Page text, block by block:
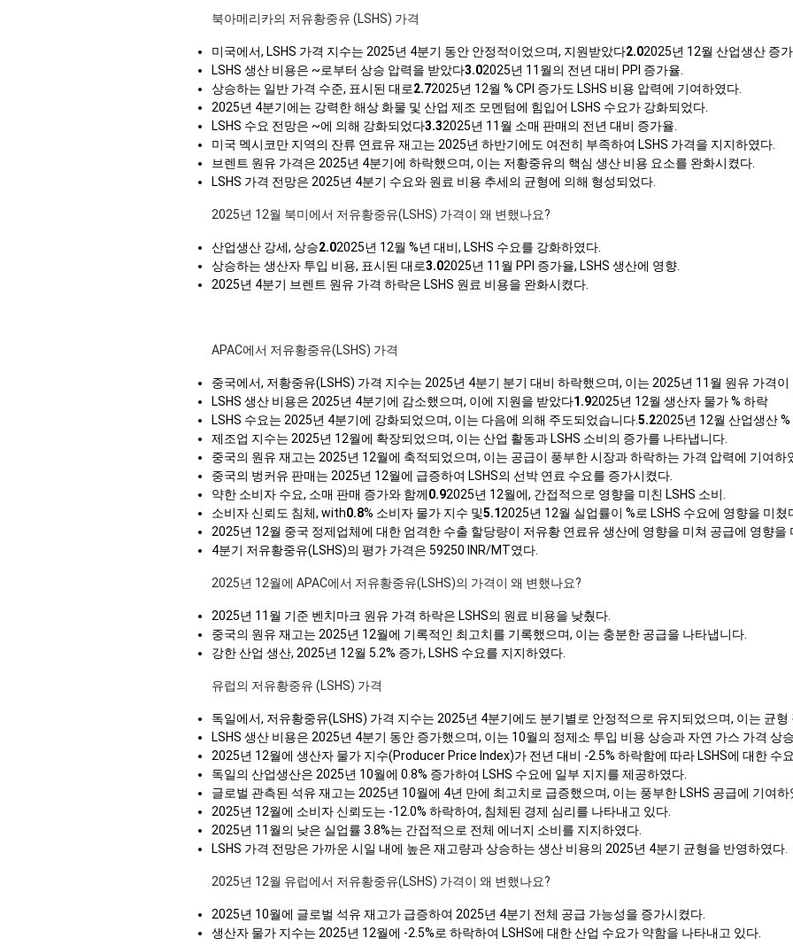
북아메리카의 저유황중유 (LSHS) 가격
미국에서, LSHS 가격 지수는 2025년 4분기 동안 안정적이었으며, 지원받았다2.02025년 12월 산업생산 증가
LSHS 생산 비용은 ~로부터 상승 압력을 받았다3.02025년 11월의 전년 대비 PPI 증가율.
상승하는 일반 가격 수준, 표시된 대로2.72025년 12월 % CPI 증가도 LSHS 비용 압력에 기여하였다.
2025년 4분기에는 강력한 해상 화물 및 산업 제조 모멘텀에 힘입어 LSHS 수요가 강화되었다.
LSHS 수요 전망은 ~에 의해 강화되었다3.32025년 11월 소매 판매의 전년 대비 증가율.
미국 멕시코만 지역의 잔류 연료유 재고는 2025년 하반기에도 여전히 부족하여 LSHS 가격을 지지하였다.
브렌트 원유 가격은 2025년 4분기에 하락했으며, 이는 저황중유의 핵심 생산 비용 요소를 완화시켰다.
LSHS 가격 전망은 2025년 4분기 수요와 원료 비용 추세의 균형에 의해 형성되었다.
2025년 12월 북미에서 저유황중유(LSHS) 가격이 왜 변했나요?
산업생산 강세, 상승2.02025년 12월 %년 대비, LSHS 수요를 강화하였다.
상승하는 생산자 투입 비용, 표시된 대로3.02025년 11월 PPI 증가율, LSHS 생산에 영향.
2025년 4분기 브렌트 원유 가격 하락은 LSHS 원료 비용을 완화시켰다.
APAC에서 저유황중유(LSHS) 가격
중국에서, 저황중유(LSHS) 가격 지수는 2025년 4분기 분기 대비 하락했으며, 이는 2025년 11월 원유 가격이
LSHS 생산 비용은 2025년 4분기에 감소했으며, 이에 지원을 받았다1.92025년 12월 생산자 물가 % 하락
LSHS 수요는 2025년 4분기에 강화되었으며, 이는 다음에 의해 주도되었습니다.5.22025년 12월 산업생산 %
제조업 지수는 2025년 12월에 확장되었으며, 이는 산업 활동과 LSHS 소비의 증가를 나타냅니다.
중국의 원유 재고는 2025년 12월에 축적되었으며, 이는 공급이 풍부한 시장과 하락하는 가격 압력에 기여하
중국의 벙커유 판매는 2025년 12월에 급증하여 LSHS의 선박 연료 수요를 증가시켰다.
약한 소비자 수요, 소매 판매 증가와 함께0.92025년 12월에, 간접적으로 영향을 미친 LSHS 소비.
소비자 신뢰도 침체, with0.8% 소비자 물가 지수 및5.12025년 12월 실업률이 %로 LSHS 수요에 영향을 미쳤
2025년 12월 중국 정제업체에 대한 엄격한 수출 할당량이 저유황 연료유 생산에 영향을 미쳐 공급에 영향을
4분기 저유황중유(LSHS)의 평가 가격은 59250 INR/MT였다.
2025년 12월에 APAC에서 저유황중유(LSHS)의 가격이 왜 변했나요?
2025년 11월 기준 벤치마크 원유 가격 하락은 LSHS의 원료 비용을 낮췄다.
중국의 원유 재고는 2025년 12월에 기록적인 최고치를 기록했으며, 이는 충분한 공급을 나타냅니다.
강한 산업 생산, 2025년 12월 5.2% 증가, LSHS 수요를 지지하였다.
유럽의 저유황중유 (LSHS) 가격
독일에서, 저유황중유(LSHS) 가격 지수는 2025년 4분기에도 분기별로 안정적으로 유지되었으며, 이는 균형
LSHS 생산 비용은 2025년 4분기 동안 증가했으며, 이는 10월의 정제소 투입 비용 상승과 자연 가스 가격 상
2025년 12월에 생산자 물가 지수(Producer Price Index)가 전년 대비 -2.5% 하락함에 따라 LSHS에 대한 수
독일의 산업생산은 2025년 10월에 0.8% 증가하여 LSHS 수요에 일부 지지를 제공하였다.
글로벌 관측된 석유 재고는 2025년 10월에 4년 만에 최고치로 급증했으며, 이는 풍부한 LSHS 공급에 기여하
2025년 12월에 소비자 신뢰도는 -12.0% 하락하여, 침체된 경제 심리를 나타내고 있다.
2025년 11월의 낮은 실업률 3.8%는 간접적으로 전체 에너지 소비를 지지하였다.
LSHS 가격 전망은 가까운 시일 내에 높은 재고량과 상승하는 생산 비용의 2025년 4분기 균형을 반영하였다.
2025년 12월 유럽에서 저유황중유(LSHS) 가격이 왜 변했나요?
2025년 10월에 글로벌 석유 재고가 급증하여 2025년 4분기 전체 공급 가능성을 증가시켰다.
생산자 물가 지수는 2025년 12월에 -2.5%로 하락하여 LSHS에 대한 산업 수요가 약함을 나타내고 있다.